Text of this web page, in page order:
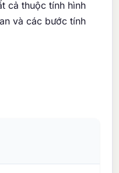
cả thuộc tính hình
và các bước tính